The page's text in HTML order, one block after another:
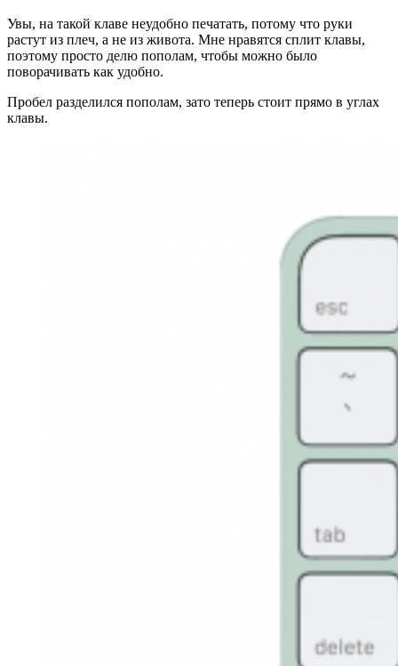
Увы, на такой клаве неудобно печатать, потому что руки
растут из плеч, а не из живота. Мне нравятся сплит клавы,
поэтому просто делю пополам, чтобы можно было
поворачивать как удобно.
Пробел разделился пополам, зато теперь стоит прямо в углах
клавы.